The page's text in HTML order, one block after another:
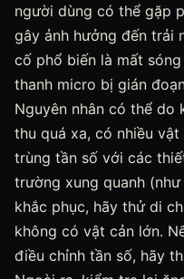
người dùng có thể gặp
gây ảnh hưởng đến trải
cố phổ biến là mất
thanh micro bị gián
Nguyên nhân có thể do
thu quá xa, có nhiều
trùng tần số với các
trường xung quanh
khắc phục, hãy thử di
không có vật cản lớn.
điều chỉnh tần số, hãy